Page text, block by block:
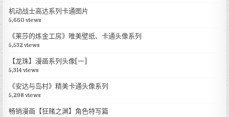
机动战士高达系列卡通图片
5,660 views
《莱莎的炼金工房》唯美壁纸、卡通头像系列
5,532 views
【龙珠】漫画系列头像[一]
5,314 views
《安达与岛村》精美卡通头像系列
5,298 views
畅销漫画【狂赌之渊】角色特写篇